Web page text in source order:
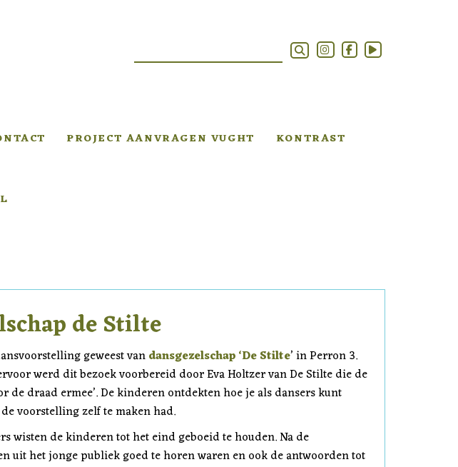
PROJECT AANVRAGEN VUGHT KONTRAST
de Stilte
geweest vandansgezelschap ‘De Stilte’ in Perron 3.
werd dit bezoek voorbereid door Eva Holtzer van De Stilte die de
de draad ermee’. De kinderen ontdekten hoe je als dansers kunt
voorstelling zelf te maken had.
wisten de kinderen tot het eind geboeid te houden. Na de
uit het jonge publiek goed te horen waren en ook de antwoorden tot